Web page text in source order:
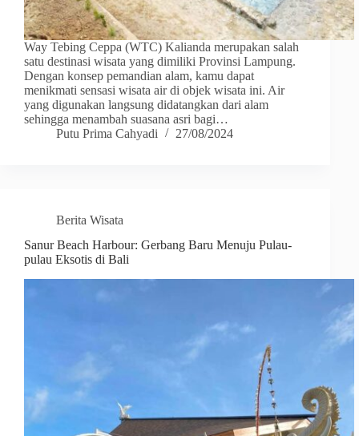
Way Tebing Ceppa (WTC) Kalianda merupakan salah
satu destinasi wisata yang dimiliki Provinsi Lampung.
Dengan konsep pemandian alam, kamu dapat
menikmati sensasi wisata air di objek wisata ini. Air
yang digunakan langsung didatangkan dari alam
sehingga menambah suasana asri bagi…
Putu Prima Cahyadi
27/08/2024
Berita Wisata
Sanur Beach Harbour: Gerbang Baru Menuju Pulau-
pulau Eksotis di Bali